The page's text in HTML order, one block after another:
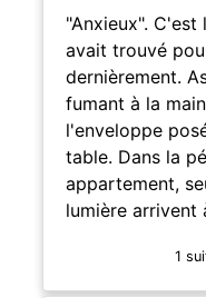
"Anxieux". C'est
avait trouvé
dernièrement.
fumant à la
l'enveloppe
table. Dans la
appartement,
lumière arrivent
1